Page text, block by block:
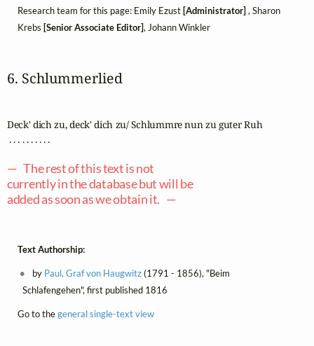
Research team for this page: Emily Ezust [Administrator] , Sharon
Krebs [Senior Associate Editor], Johann Winkler
6. Schlummerlied
Deck' dich zu, deck' dich zu/ Schlummre nun zu guter Ruh
. . . . . . . . . .
— The rest of this text is not
currently in the database but will be
added as soon as we obtain it. —
Text Authorship:
by Paul, Graf von Haugwitz(1791 - 1856), "Beim
Schlafengehen", first published 1816
Go to thegeneral single-text view